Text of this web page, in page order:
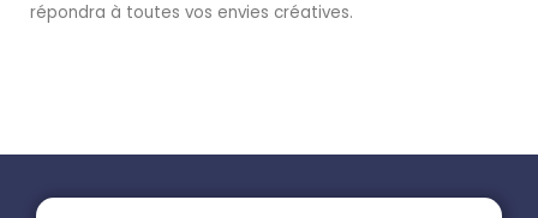
répondra à toutes vos envies créatives.